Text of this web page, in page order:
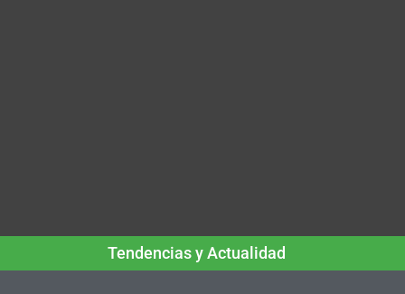
Tendencias y Actualidad